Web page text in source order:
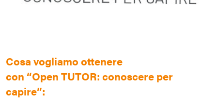
Cosa vogliamo ottenere
con “Open TUTOR: conoscere per
capire”: